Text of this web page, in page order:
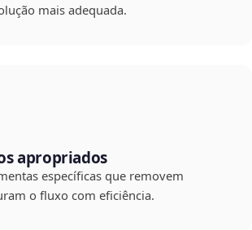
mais adequada.
apropriados
específicas que removem
o fluxo com eficiência.